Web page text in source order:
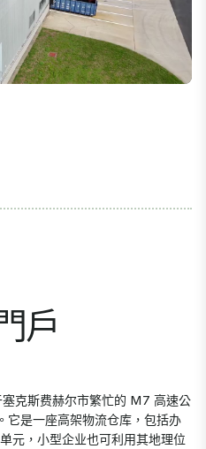
Mute Settings
戶
克斯费赫尔市繁忙的 M7 高速公
它是一座高架物流仓库，包括办
元，小型企业也可利用其地理位